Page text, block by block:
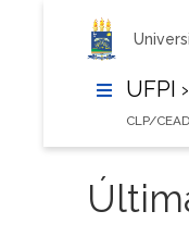
UFPI ›
CLP/